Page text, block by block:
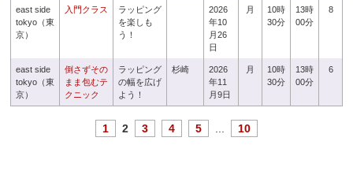
east side
tokyo（東
京）
入門クラス
ラッピング
を楽しも
う！
2026
年10
月26
日
月
10時
30分
13時
00分
8
east side
tokyo（東
京）
倒さずその
まま包むテ
クニック
ラッピング
の幅を広げ
よう！
杉崎
2026
年11
月9日
月
10時
30分
13時
00分
6
1 2 3 4 5 10